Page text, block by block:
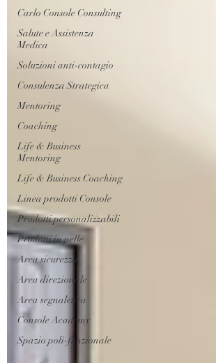
Carlo Console Consulting
Salute e Assistenza
Medica
Soluzioni anti-contagio
Consulenza Strategica
Mentoring
Coaching
Life & Business
Mentoring
Life & Business Coaching
Linea prodotti Console
Prodotti personalizzabili
Prodotti in pelle
Area sicurezza
Area direzionale
Area segnaletica
Console Academy
Spazio poli-funzionale